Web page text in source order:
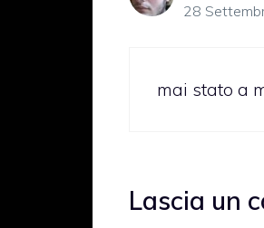
28
mai stato a
Lascia un